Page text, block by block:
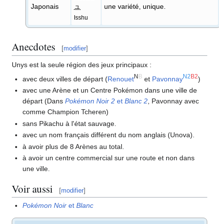
Japonais
ュ
Isshu
une variété, unique.
Anecdotes [modifier]
Unys est la seule région des jeux principaux :
avec deux villes de départ (RenouetN B et PavonnayN2 B2)
avec une Arène et un Centre Pokémon dans une ville de
départ (DansPokémon Noir 2 etBlanc 2, Pavonnay avec
comme Champion Tcheren)
sans Pikachu à l'état sauvage.
avec un nom français différent du nom anglais (Unova).
à avoir plus de 8 Arènes au total.
à avoir un centre commercial sur une route et non dans
une ville.
Voir aussi [modifier]
Pokémon Noir etBlanc